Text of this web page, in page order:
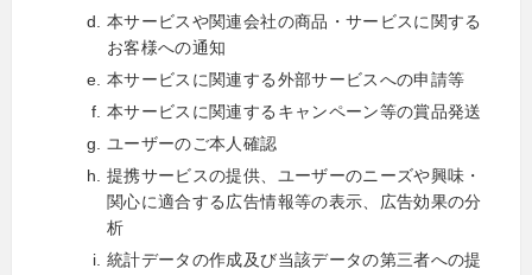
本サービスや関連会社の商品・サービスに関する
お客様への通知
本サービスに関連する外部サービスへの申請等
本サービスに関連するキャンペーン等の賞品発送
ユーザーのご本人確認
提携サービスの提供、ユーザーのニーズや興味・
関心に適合する広告情報等の表示、広告効果の分
析
統計データの作成及び当該データの第三者への提